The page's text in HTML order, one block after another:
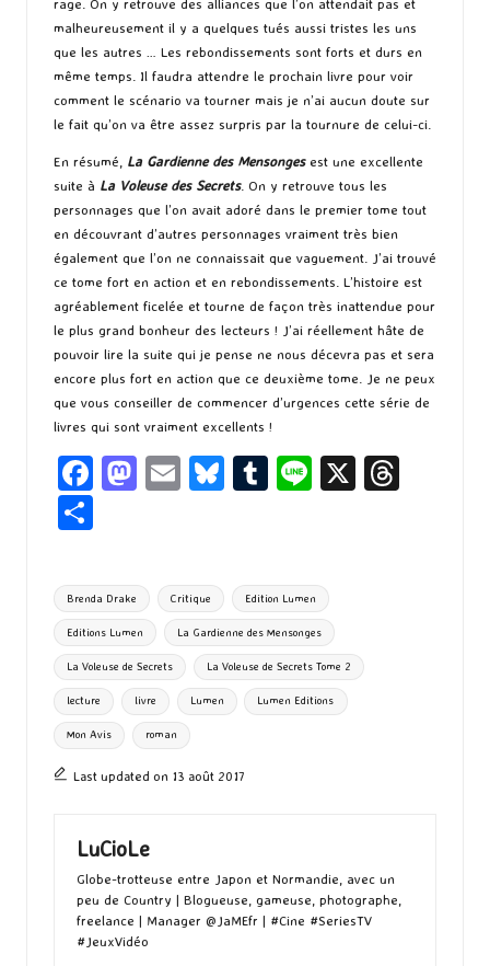
malheureusement il y a quelques tués aussi tristes les uns
que les autres … Les rebondissements sont forts et durs en
même temps. Il faudra attendre le prochain livre pour voir
comment le scénario va tourner mais je n’ai aucun doute sur
le fait qu’on va être assez surpris par la tournure de celui-ci.
En résumé, La Gardienne des Mensonges est une excellente
suite à La Voleuse des Secrets. On y retrouve tous les
personnages que l’on avait adoré dans le premier tome tout
en découvrant d’autres personnages vraiment très bien
également que l’on ne connaissait que vaguement. J’ai trouvé
ce tome fort en action et en rebondissements. L’histoire est
agréablement ficelée et tourne de façon très inattendue pour
le plus grand bonheur des lecteurs ! J’ai réellement hâte de
pouvoir lire la suite qui je pense ne nous décevra pas et sera
encore plus fort en action que ce deuxième tome. Je ne peux
que vous conseiller de commencer d’urgences cette série de
livres qui sont vraiment excellents !
Fa
o
o
k
M
d
o
n
E
l
Bl
ky
T
bl
r
Li X
ta
g
er
Tags:
Brenda Drake Critique Edition Lumen
Editions Lumen La Gardienne des Mensonges
La Voleuse de Secrets La Voleuse de Secrets Tome 2
lecture livre Lumen Lumen Editions
Mon Avis roman
Last updated on 13 août 2017
LuCioLe
Globe-trotteuse entre Japon et Normandie, avec un
peu de Country | Blogueuse, gameuse, photographe,
freelance | Manager @JaMEfr | #Cine #SeriesTV
#JeuxVidéo